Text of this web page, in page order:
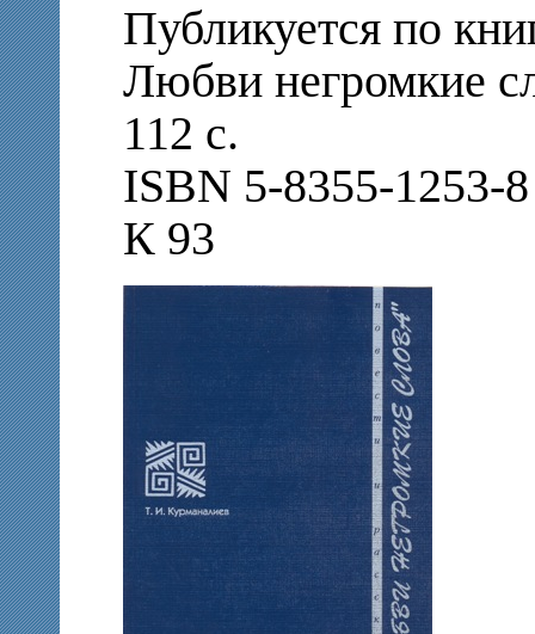
Публикуется по
Любви негромкие
112 с.
ISBN 5-8355-1253-8
К 93